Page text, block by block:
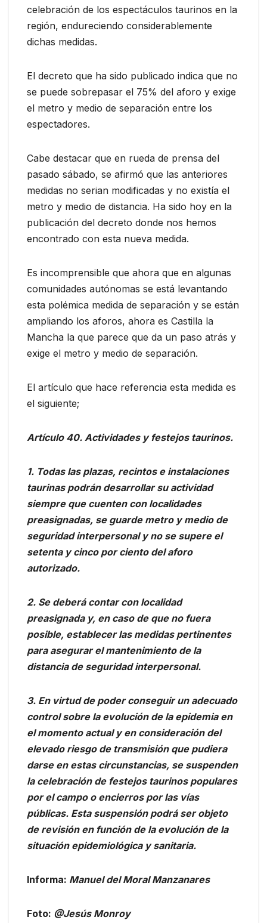
celebración de los espectáculos taurinos en la
región, endureciendo considerablemente
dichas medidas.
El decreto que ha sido publicado indica que no
se puede sobrepasar el 75% del aforo y exige
el metro y medio de separación entre los
espectadores.
Cabe destacar que en rueda de prensa del
pasado sábado, se afirmó que las anteriores
medidas no serian modificadas y no existía el
metro y medio de distancia. Ha sido hoy en la
publicación del decreto donde nos hemos
encontrado con esta nueva medida.
Es incomprensible que ahora que en algunas
comunidades autónomas se está levantando
esta polémica medida de separación y se están
ampliando los aforos, ahora es Castilla la
Mancha la que parece que da un paso atrás y
exige el metro y medio de separación.
El artículo que hace referencia esta medida es
el siguiente;
Artículo 40. Actividades y festejos taurinos.
1. Todas las plazas, recintos e instalaciones
taurinas podrán desarrollar su actividad
siempre que cuenten con localidades
preasignadas, se guarde metro y medio de
seguridad interpersonal y no se supere el
setenta y cinco por ciento del aforo
autorizado.
2. Se deberá contar con localidad
preasignada y, en caso de que no fuera
posible, establecer las medidas pertinentes
para asegurar el mantenimiento de la
distancia de seguridad interpersonal.
3. En virtud de poder conseguir un adecuado
control sobre la evolución de la epidemia en
el momento actual y en consideración del
elevado riesgo de transmisión que pudiera
darse en estas circunstancias, se suspenden
la celebración de festejos taurinos populares
por el campo o encierros por las vías
públicas. Esta suspensión podrá ser objeto
de revisión en función de la evolución de la
situación epidemiológica y sanitaria.
Informa: Manuel del Moral Manzanares
Foto: @Jesús Monroy